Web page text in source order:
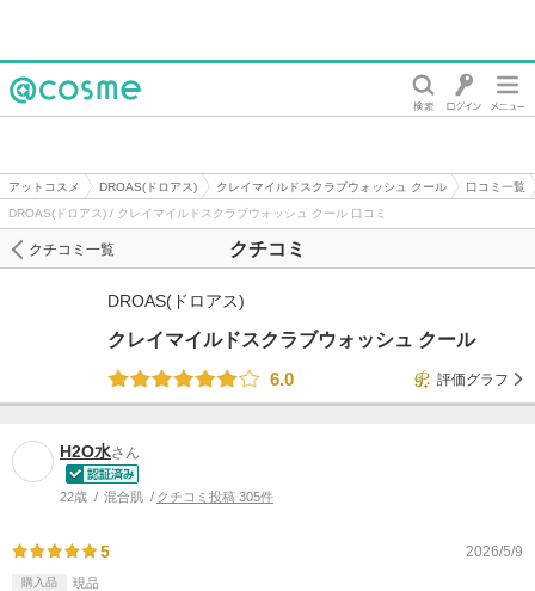
アットコスメ DROAS(ドロアス) クレイマイルドスクラブウォッシュ クール
口コミ一覧
DROAS(ドロアス) / クレイマイルドスクラブウォッシュ クール 口コミ
クチコミ
クチコミ一覧
DROAS(ドロアス)
クレイマイルドスクラブウォッシュ クール
6.0
評価グラフ
H2O水さん
22歳 混合肌 クチコミ投稿 305件
5 2026/5/9
購入品 現品